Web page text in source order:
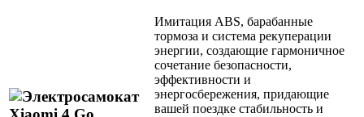
Имитация ABS, барабанные
тормоза и система рекуперации
энергии, создающие гармоничное
сочетание безопасности,
эффективности и
энергосбережения, придающие
вашей поездке стабильность и